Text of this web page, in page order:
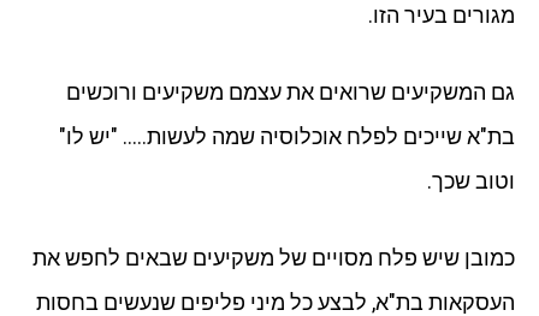
מגורים בעיר הזו.
גם המשקיעים שרואים את עצמם משקיעים ורוכשים
בת"א שייכים לפלח אוכלוסיה שמה לעשות….. "יש לו"
וטוב שכך.
כמובן שיש פלח מסויים של משקיעים שבאים לחפש את
העסקאות בת"א, לבצע כל מיני פליפים שנעשים בחסות